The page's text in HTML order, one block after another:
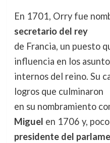
En 1701, Orry fue
secretario del rey
de Francia, un puesto
influencia en los
internos del reino. Su
logros que culminaron
en su nombramiento
Miguel en 1706 y,
presidente del